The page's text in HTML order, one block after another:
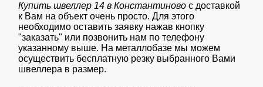
Купить швеллер 14 в Константиновос доставкой
к Вам на объект очень просто. Для этого
необходимо оставить заявку нажав кнопку
"заказать" или позвонить нам по телефону
указанному выше. На металлобазе мы можем
осуществить бесплатную резку выбранного Вами
швеллера в размер.